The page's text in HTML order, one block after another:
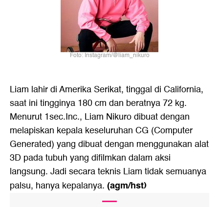
Foto: Instagram/@liam_nikuro
Liam lahir di Amerika Serikat, tinggal di California,
saat ini tingginya 180 cm dan beratnya 72 kg.
Menurut 1sec.Inc., Liam Nikuro dibuat dengan
melapiskan kepala keseluruhan CG (Computer
Generated) yang dibuat dengan menggunakan alat
3D pada tubuh yang difilmkan dalam aksi
langsung. Jadi secara teknis Liam tidak semuanya
palsu, hanya kepalanya. (agm/hst)